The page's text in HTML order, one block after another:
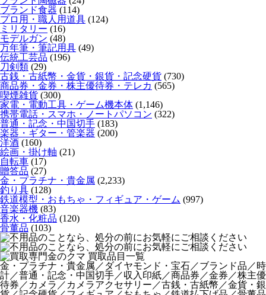
ブランド食器 (114)
プロ用・職人用道具 (124)
ミリタリー (16)
モデルガン (48)
万年筆・筆記用具 (49)
伝統工芸品 (196)
刀剣類 (29)
古銭・古紙幣・金貨・銀貨・記念硬貨 (730)
商品券・金券・株主優待券・テレカ (565)
喫煙雑貨 (300)
家電・電動工具・ゲーム機本体 (1,146)
携帯電話・スマホ・ノートパソコン (322)
普通・記念・中国切手 (183)
楽器・ギター・管楽器 (200)
洋酒 (160)
絵画・掛け軸 (21)
自転車 (17)
贈答品 (27)
金・プラチナ・貴金属 (2,233)
釣り具 (128)
鉄道模型・おもちゃ・フィギュア・ゲーム (997)
音楽器機 (83)
香水・化粧品 (120)
骨董品 (103)
金・プラチナ・貴金属／ダイヤモンド・宝石／ブランド品／時
計／普通・記念・中国切手／収入印紙／商品券／金券／株主優
待券／カメラ／カメラアクセサリー／古銭・古紙幣／金貨・銀